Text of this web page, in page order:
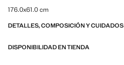
176.0x61.0 cm
DETALLES, COMPOSICIÓN Y CUIDADOS
DISPONIBILIDAD EN TIENDA